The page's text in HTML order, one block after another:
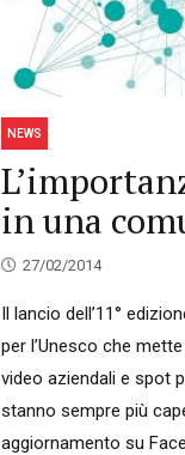
NEWS
in una
27/02/2014
Il lancio dell’11°
per l’Unesco che
video aziendali e spot
stanno sempre più
aggiornamento su